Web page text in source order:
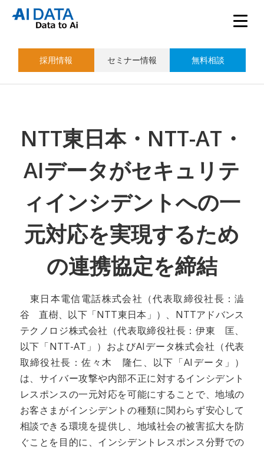
採用情報 セミナー情報 無料相談
NTT東日本・NTT-AT・
AIデータがセキュリテ
ィインシデントへの一
元対応を実現するため
の連携協定を締結
東日本電信電話株式会社（代表取締役社長：澁
谷 直樹、以下「NTT東日本」）、NTTアドバンス
テクノロジ株式会社（代表取締役社長：伊東 匡、
以下「NTT-AT」）およびAIデータ株式会社（代表
取締役社長：佐々木 隆仁、以下「AIデータ」）
は、サイバー攻撃や内部不正に対するインシデント
レスポンスの一元対応を可能にすることで、地域の
お客さまがインシデントの種類に関わらず安心して
相談できる環境を提供し、地域社会の被害拡大を防
ぐことを目的に、インシデントレスポンス分野での